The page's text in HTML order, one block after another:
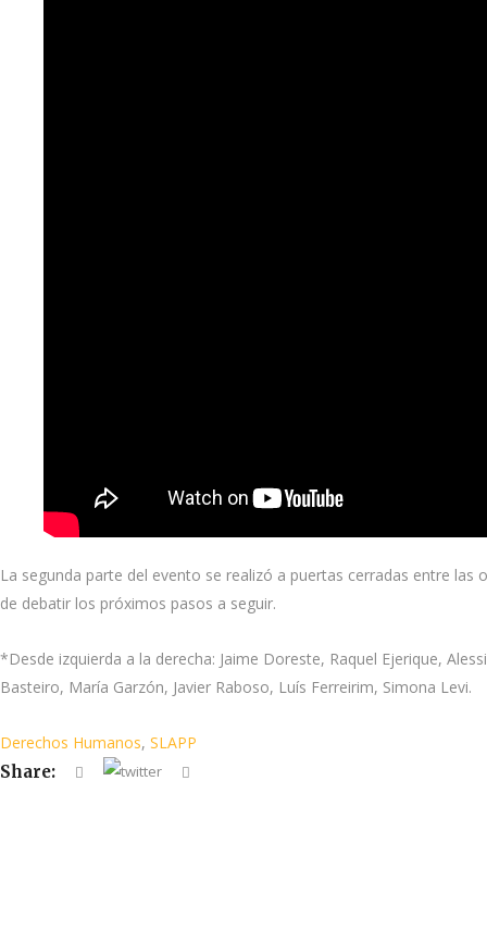
La segunda parte del evento se realizó a puertas cerradas entre
de debatir los próximos pasos a seguir.
*Desde izquierda a la derecha: Jaime Doreste, Raquel Ejerique,
Basteiro, María Garzón, Javier Raboso, Luís Ferreirim, Simona Levi.
Derechos Humanos, SLAPP
Share: